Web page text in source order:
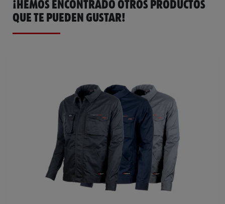
Gris
L
Peso del tejido por m2 260 g
Tamaño FR/ES/PT/BE
Código del sistema armonizado 620192000900
Guía de tallas guia-tallas
Catálogo General
¡HEMOS ENCONTRADO OTROS PRODUCTOS
QUE TE PUEDEN GUSTAR!